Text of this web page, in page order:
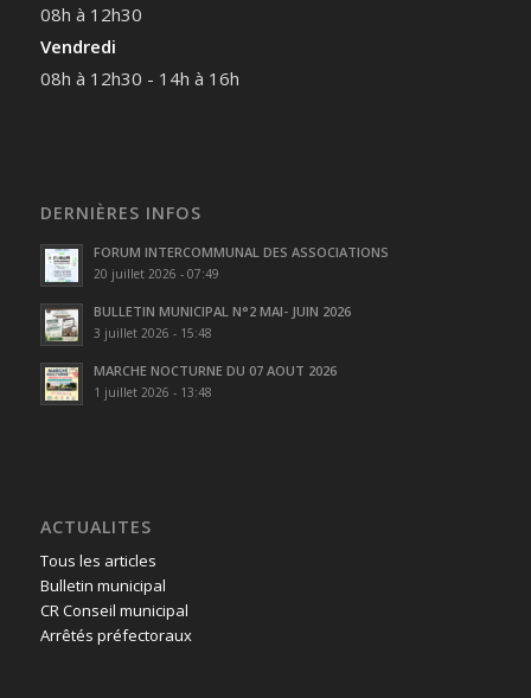
08h à 12h30
Vendredi
08h à 12h30 - 14h à 16h
DERNIÈRES INFOS
FORUM INTERCOMMUNAL DES ASSOCIATIONS
20 juillet 2026 - 07:49
BULLETIN MUNICIPAL N°2 MAI- JUIN 2026
3 juillet 2026 - 15:48
MARCHE NOCTURNE DU 07 AOUT 2026
1 juillet 2026 - 13:48
ACTUALITES
Tous les articles
Bulletin municipal
CR Conseil municipal
Arrêtés préfectoraux